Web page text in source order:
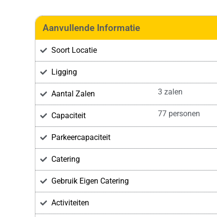
Aanvullende Informatie
Soort Locatie
Ligging
Aantal Zalen 3 zalen
Capaciteit 77 personen
Parkeercapaciteit
Catering
Gebruik Eigen Catering
Activiteiten